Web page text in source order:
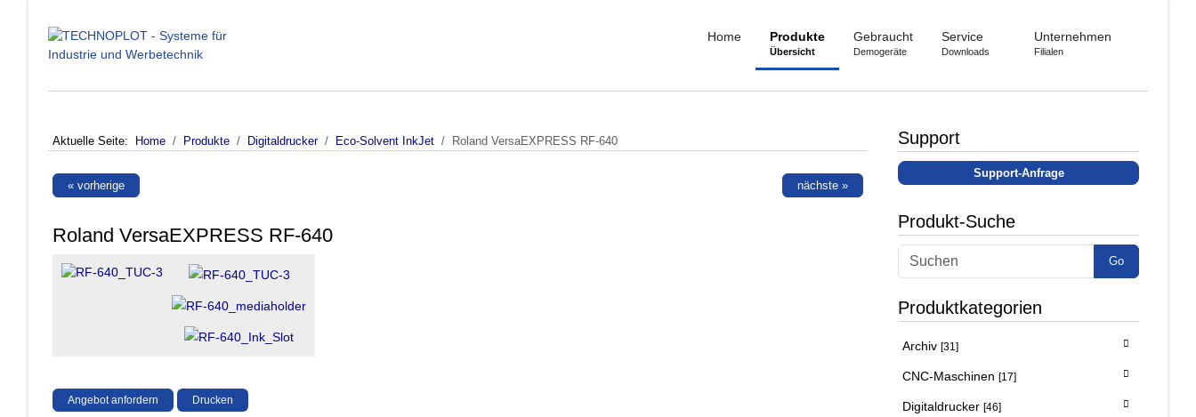
Home Produkte
Übersicht
Gebraucht
Demogeräte
Service
Downloads
Unternehmen
Filialen
Aktuelle Seite: Home Produkte Digitaldrucker Eco-Solvent InkJet Roland VersaEXPRESS RF-640
« vorherige nächste »
Roland VersaEXPRESS RF-640
Angebot anfordern Drucken
Support
Support-Anfrage
Produkt-Suche
Go
Produktkategorien
Archiv [31]
CNC-Maschinen [17]
Digitaldrucker [46]